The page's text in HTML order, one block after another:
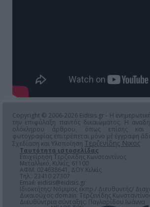
Copyright © 2006-2026 Eidisis.gr - Η
την επιφύλαξη παντός δικαιώματος. Η
ολόκληρου άρθρου, όπως επίσης και
φωτογραφίας επιτρέπεται μόνο μέ έγγραφη
Σχεδίαση και Υλοποίηση Τερζενίδης Νικος
Ταυτότητα ιστοσελίδας
Επιχείρηση Τερζενίδης Κωνσταντίνος
Μεταλλικό, Κιλκίς, 61100
ΑΦΜ: 024638641, ΔΟΥ Κιλκίς
Τηλ.: 23410 27307
Email: eidisis@eidisis.gr
Ιδιοκτήτης/ Νόμιμος εκπρ./ Διευθυντής/
Δικαιούχος domain: Τερζενίδης
Διευθύντρια σύνταξης: Παγλαρίδου Ιωάννα